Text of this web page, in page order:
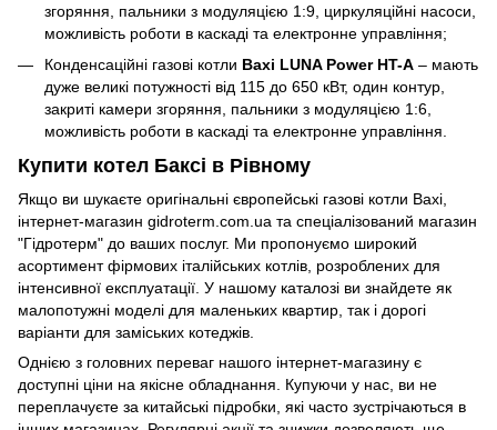
згоряння, пальники з модуляцією 1:9, циркуляційні насоси,
можливість роботи в каскаді та електронне управління;
Конденсаційні газові котли Baxi LUNA Power HT-A – мають
дуже великі потужності від 115 до 650 кВт, один контур,
закриті камери згоряння, пальники з модуляцією 1:6,
можливість роботи в каскаді та електронне управління.
Купити котел Баксі в Рівному
Якщо ви шукаєте оригінальні європейські газові котли Baxi,
інтернет-магазин gidroterm.com.ua та спеціалізований магазин
"Гідротерм" до ваших послуг. Ми пропонуємо широкий
асортимент фірмових італійських котлів, розроблених для
інтенсивної експлуатації. У нашому каталозі ви знайдете як
малопотужні моделі для маленьких квартир, так і дорогі
варіанти для заміських котеджів.
Однією з головних переваг нашого інтернет-магазину є
доступні ціни на якісне обладнання. Купуючи у нас, ви не
переплачуєте за китайські підробки, які часто зустрічаються в